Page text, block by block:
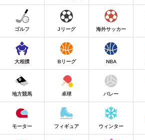
ゴルフ Jリーグ 海外サッカー
大相撲 Bリーグ NBA
地方競馬 卓球 バレー
モーター フィギュア ウィンター